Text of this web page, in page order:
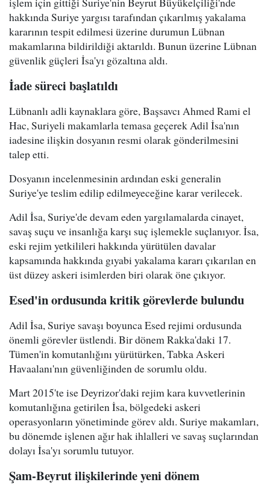
hakkında Suriye yargısı tarafından çıkarılmış yakalama
kararının tespit edilmesi üzerine durumun Lübnan
makamlarına bildirildiği aktarıldı. Bunun üzerine Lübnan
güvenlik güçleri İsa'yı gözaltına aldı.
İade süreci başlatıldı
Lübnanlı adli kaynaklara göre, Başsavcı Ahmed Rami el
Hac, Suriyeli makamlarla temasa geçerek Adil İsa'nın
iadesine ilişkin dosyanın resmi olarak gönderilmesini
talep etti.
Dosyanın incelenmesinin ardından eski generalin
Suriye'ye teslim edilip edilmeyeceğine karar verilecek.
Adil İsa, Suriye'de devam eden yargılamalarda cinayet,
savaş suçu ve insanlığa karşı suç işlemekle suçlanıyor. İsa,
eski rejim yetkilileri hakkında yürütülen davalar
kapsamında hakkında gıyabi yakalama kararı çıkarılan en
üst düzey askeri isimlerden biri olarak öne çıkıyor.
Esed'in ordusunda kritik görevlerde bulundu
Adil İsa, Suriye savaşı boyunca Esed rejimi ordusunda
önemli görevler üstlendi. Bir dönem Rakka'daki 17.
Tümen'in komutanlığını yürütürken, Tabka Askeri
Havaalanı'nın güvenliğinden de sorumlu oldu.
Mart 2015'te ise Deyrizor'daki rejim kara kuvvetlerinin
komutanlığına getirilen İsa, bölgedeki askeri
operasyonların yönetiminde görev aldı. Suriye makamları,
bu dönemde işlenen ağır hak ihlalleri ve savaş suçlarından
dolayı İsa'yı sorumlu tutuyor.
Şam-Beyrut ilişkilerinde yeni dönem